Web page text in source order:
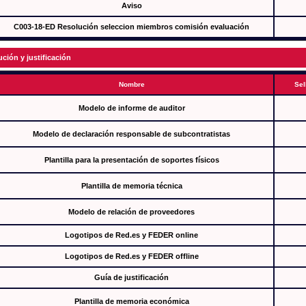
Aviso
C003-18-ED Resolución seleccion miembros comisión evaluación
y justificación
Nombre
Modelo de informe de auditor
Modelo de declaración responsable de subcontratistas
Plantilla para la presentación de soportes físicos
Plantilla de memoria técnica
Modelo de relación de proveedores
Logotipos de Red.es y FEDER online
Logotipos de Red.es y FEDER offline
Guía de justificación
Plantilla de memoria económica